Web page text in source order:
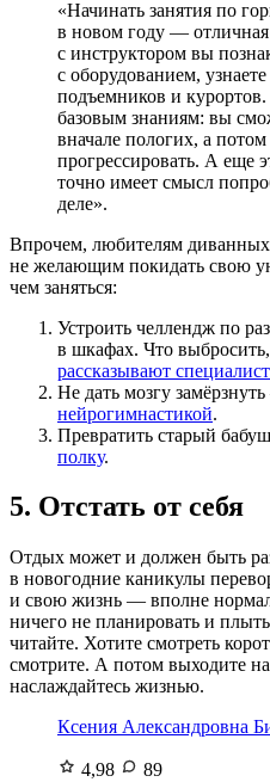
«Начинать занятия по
в новом году —
с инструктором вы
с оборудованием,
подъемников и курортов.
базовым знаниям: вы
вначале пологих, а потом
прогрессировать. А еще
точно имеет смысл
деле».
Впрочем, любителям
не желающим покидать свою
чем заняться:
Устроить челлендж по
в шкафах. Что
рассказывают
Не дать мозгу
нейрогимнастикой.
Превратить старый
полку.
5. Отстать от себя
Отдых может и должен быть
в новогодние каникулы
и свою жизнь — вполне
ничего не планировать и
читайте. Хотите смотреть
смотрите. А потом выходите
наслаждайтесь жизнью.
Ксения Александровна
4,98
89